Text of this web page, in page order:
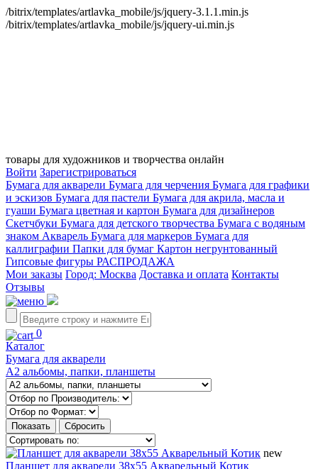
/bitrix/templates/artlavka_mobile/js/jquery-3.1.1.min.js
/bitrix/templates/artlavka_mobile/js/jquery-ui.min.js
товары для художников и творчества онлайн
Войти Зарегистрироваться
Бумага для акварели Бумага для черчения Бумага для графики
и эскизов Бумага для пастели Бумага для акрила, масла и
гуаши Бумага цветная и картон Бумага для дизайнеров
Скетчбуки Бумага для детского творчества Бумага с водяным
знаком Акварель Бумага для маркеров Бумага для
каллиграфии Папки для бумаг Картон негрунтованный
Гипсовые фигуры РАСПРОДАЖА
Мои заказы Город: Москва Доставка и оплата Контакты
Отзывы
0
Каталог
Бумага для акварели
А2 альбомы, папки, планшеты
new
Планшет для акварели 38х55 Акварельный Котик